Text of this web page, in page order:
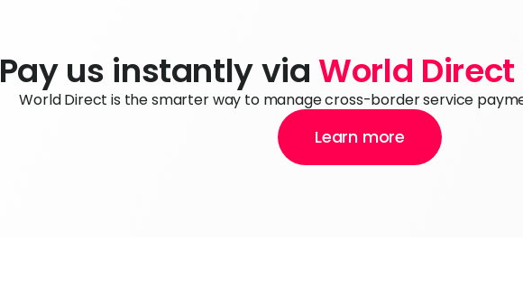
Pay us instantly via World Direct
World Direct is the smarter way to manage cross-border service
Learn more